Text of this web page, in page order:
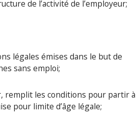
de l’activité de l’employeur;
légales émises dans le but de
sans emploi;
remplit les conditions pour partir à
pour limite d’âge légale;